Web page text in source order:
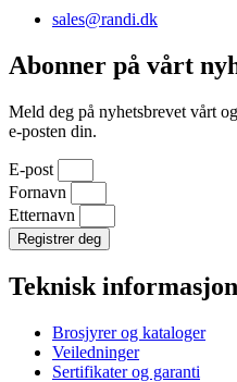
sales@randi.dk
Abonner på vårt
Meld deg på nyhetsbrevet vårt
e-posten din.
E-post
Fornavn
Etternavn
Registrer deg
Teknisk informasjon
Brosjyrer og kataloger
Veiledninger
Sertifikater og garanti